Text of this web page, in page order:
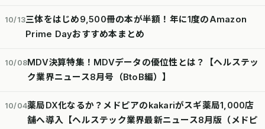
10/13三体をはじめ9,500冊の本が半額！年に1度のAmazon
Prime Dayおすすめ本まとめ
10/08MDV決算特集！MDVデータの優位性とは？【ヘルステッ
ク業界ニュース8月号（BtoB編）】
10/04薬局DX化なるか？メドピアのkakariがスギ薬局1,000店
舗へ導入【ヘルステック業界最新ニュース8月版（メドピ